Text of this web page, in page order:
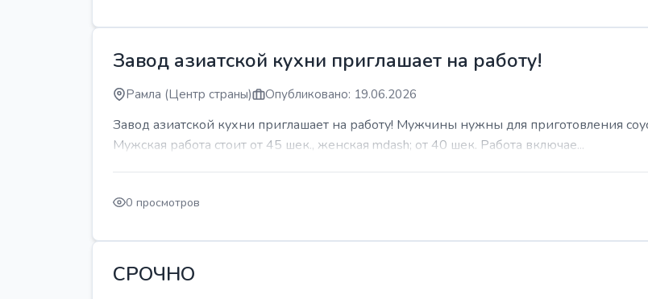
Завод азиатской кухни приглашает на работу!
Рамла (Центр страны) Опубликовано: 19.06.2026
Завод азиатской кухни приглашает на работу! Мужчины нужны для приготовления
Мужская работа стоит от 45 шек., женская mdash; от 40 шек. Работа включае...
0 просмотров
СРОЧНО